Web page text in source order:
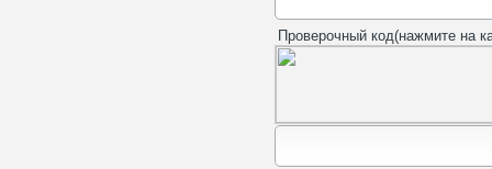
Проверочный код(нажмите на